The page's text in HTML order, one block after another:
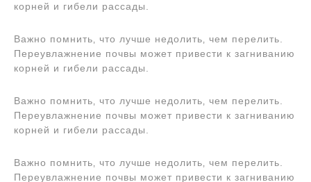
корней и гибели рассады.
Важно помнить‚ что лучше недолить‚ чем перелить.
Переувлажнение почвы может привести к загниванию
корней и гибели рассады.
Важно помнить‚ что лучше недолить‚ чем перелить.
Переувлажнение почвы может привести к загниванию
корней и гибели рассады.
Важно помнить‚ что лучше недолить‚ чем перелить.
Переувлажнение почвы может привести к загниванию